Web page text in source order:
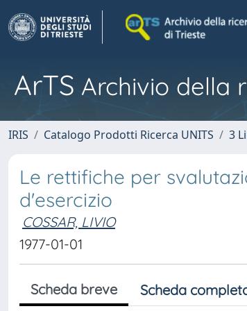
ArTS Archivio della
IRIS Catalogo Prodotti Ricerca UNITS 3
Le rettifiche per
d'esercizio
COSSAR, LIVIO
1977-01-01
Scheda breve Scheda